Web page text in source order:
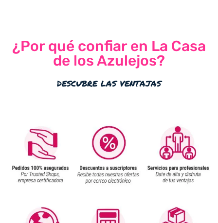
¿Por qué confiar en La Casa
de los Azulejos?
descubre las ventajas